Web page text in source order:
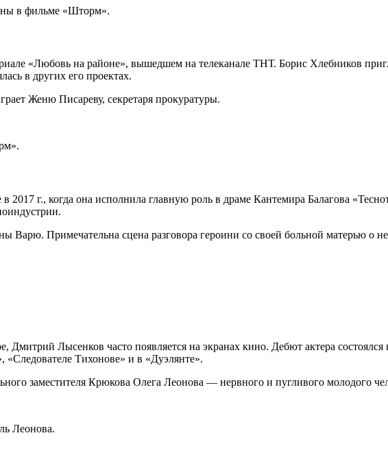
в фильме «Шторм».
«Любовь на районе», вышедшем на телеканале ТНТ. Борис Хлебников
в других его проектах.
Женю Писареву, секретаря прокуратуры.
2017 г., когда она исполнила главную роль в драме Кантемира Балагова
Примечательна сцена разговора героини со своей больной матерью о
Дмитрий Лысенков часто появляется на экранах кино. Дебют актера
Тихонове» и в «Дуэлянте».
заместителя Крюкова Олега Леонова — нервного и пугливого молодого
Леонова.